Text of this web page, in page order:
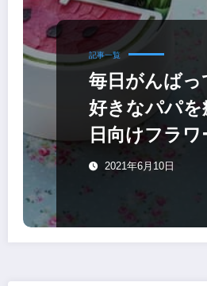
記事一覧
毎日がんばっ
好きなパパを
日向けフラワ
2021年6月10日